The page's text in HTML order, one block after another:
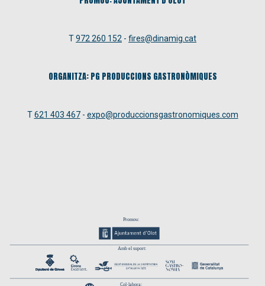
T972 260 152 - fires@dinamig.cat
ORGANITZA: PG PRODUCCIONS GASTRONÒMIQUES
T621 403 467- expo@produccionsgastronomiques.com